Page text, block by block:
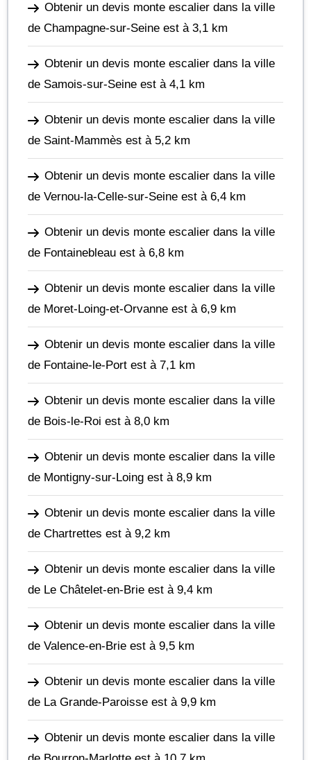
Obtenir un devis monte escalier dans la ville
de Champagne-sur-Seine est à 3,1 km
Obtenir un devis monte escalier dans la ville
de Samois-sur-Seine est à 4,1 km
Obtenir un devis monte escalier dans la ville
de Saint-Mammès est à 5,2 km
Obtenir un devis monte escalier dans la ville
de Vernou-la-Celle-sur-Seine est à 6,4 km
Obtenir un devis monte escalier dans la ville
de Fontainebleau est à 6,8 km
Obtenir un devis monte escalier dans la ville
de Moret-Loing-et-Orvanne est à 6,9 km
Obtenir un devis monte escalier dans la ville
de Fontaine-le-Port est à 7,1 km
Obtenir un devis monte escalier dans la ville
de Bois-le-Roi est à 8,0 km
Obtenir un devis monte escalier dans la ville
de Montigny-sur-Loing est à 8,9 km
Obtenir un devis monte escalier dans la ville
de Chartrettes est à 9,2 km
Obtenir un devis monte escalier dans la ville
de Le Châtelet-en-Brie est à 9,4 km
Obtenir un devis monte escalier dans la ville
de Valence-en-Brie est à 9,5 km
Obtenir un devis monte escalier dans la ville
de La Grande-Paroisse est à 9,9 km
Obtenir un devis monte escalier dans la ville